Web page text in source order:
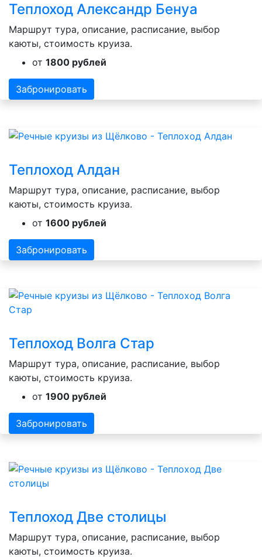
Теплоход Александр Бенуа
Маршрут тура, описание, расписание, выбор
каюты, стоимость круиза.
от 1800 рублей
Забронировать
Теплоход Алдан
Маршрут тура, описание, расписание, выбор
каюты, стоимость круиза.
от 1600 рублей
Забронировать
Теплоход Волга Стар
Маршрут тура, описание, расписание, выбор
каюты, стоимость круиза.
от 1900 рублей
Забронировать
Теплоход Две столицы
Маршрут тура, описание, расписание, выбор
каюты, стоимость круиза.